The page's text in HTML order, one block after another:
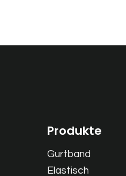
Produkte
Gurtband
Elastisch